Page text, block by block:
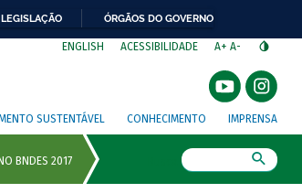
LEGISLAÇÃO ÓRGÃOS DO GOVERNO
ENGLISH ACESSIBILIDADE A+ A-
SUSTENTÁVEL CONHECIMENTO IMPRENSA